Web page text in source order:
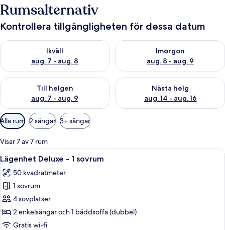
Rumsalternativ
Kontrollera tillgängligheten för dessa datum
Ikväll
aug. 7 - aug. 8
Kontrollera tillgängligheten för ikväll aug. 7 - aug. 8
Imorgon
aug. 8 - aug. 9
Kontrollera tillgängligheten
Till helgen
aug. 7 - aug. 9
Kontrollera tillgängligheten för den här helgen aug. 7 - aug. 9
Nästa helg
aug. 14 - aug. 16
Kontrollera tillgängligheten
Tillgängliga
filter
för
rum
Alla rum 2 sängar 3+ sängar
Visar 7 av 7 rum
Öppna
alla
foton
för
Lägenhet
Deluxe
-
Ett modernt hotellrum med en stor
6
Lägenhet Deluxe - 1 sovrum
50 kvadratmeter
1 sovrum
4 sovplatser
2 enkelsängar och 1 bäddsoffa (dubbel)
Gratis wi-fi